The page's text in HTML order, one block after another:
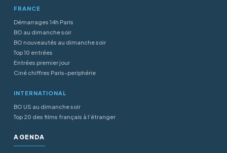
FRANCE
Démarrages 14h Paris
BO au dimanche soir
BO nouveautés au dimanche soir
Top 10 entrées
Entrées premier jour
Ciné chiffres Paris-periphérie
INTERNATIONAL
BO US au dimanche soir
Top 20 des films français à l’étranger
AGENDA